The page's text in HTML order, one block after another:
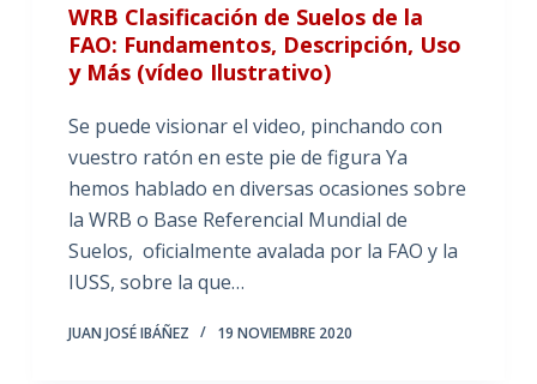
WRB Clasificación de Suelos de la
FAO: Fundamentos, Descripción, Uso
y Más (vídeo Ilustrativo)
Se puede visionar el video, pinchando con
vuestro ratón en este pie de figura Ya
hemos hablado en diversas ocasiones sobre
la WRB o Base Referencial Mundial de
Suelos, oficialmente avalada por la FAO y la
IUSS, sobre la que…
JUAN JOSÉ IBÁÑEZ 19 NOVIEMBRE 2020